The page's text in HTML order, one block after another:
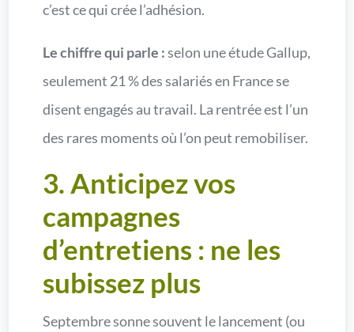
c’est ce qui crée l’adhésion.
Le chiffre qui parle :selon une étude Gallup,
seulement 21 % des salariés en France se
disent engagés au travail. La rentrée est l’un
des rares moments où l’on peut remobiliser.
3. Anticipez vos
campagnes
d’entretiens : ne les
subissez plus
Septembre sonne souvent le lancement (ou